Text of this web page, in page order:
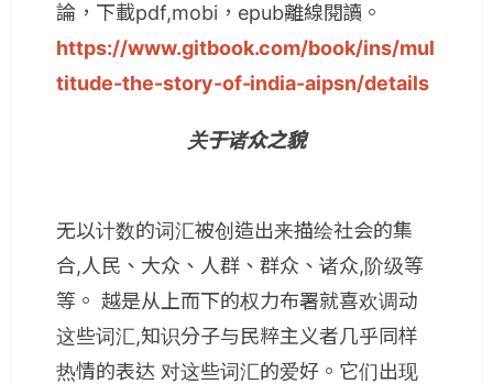
論，下載pdf,mobi，epub離線閱讀。
https://www.gitbook.com/book/ins/mul
titude-the-story-of-india-aipsn/details
关于诸众之貌
无以计数的词汇被创造出来描绘社会的集
合,人民、大众、人群、群众、诸众,阶级等
等。 越是从上而下的权力布署就喜欢调动
这些词汇,知识分子与民粹主义者几乎同样
热情的表达 对这些词汇的爱好。它们出现